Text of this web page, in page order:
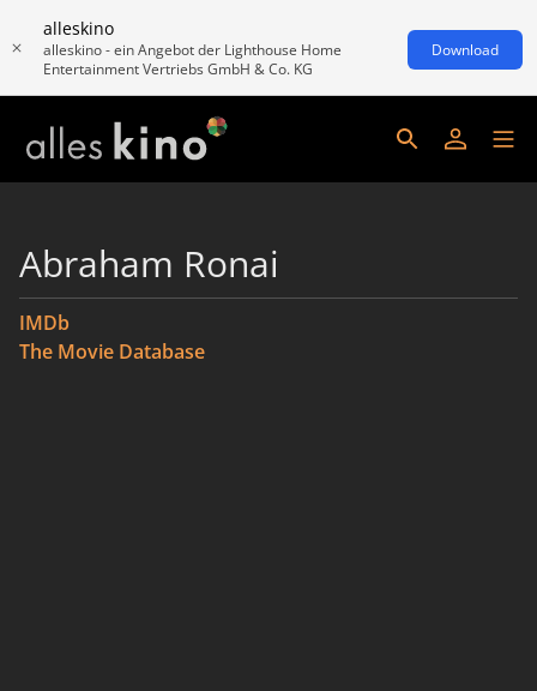
alleskino
alleskino - ein Angebot der Lighthouse Home
Entertainment Vertriebs GmbH & Co. KG
Download
Abraham Ronai
IMDb
The Movie Database